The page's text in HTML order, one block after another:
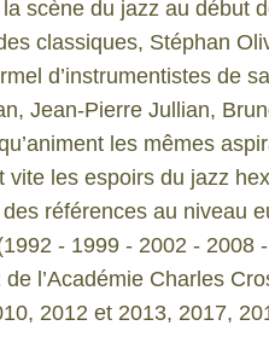
scène du jazz au début
classiques, Stéphan
d’instrumentistes de
Jean-Pierre Jullian,
les mêmes
vite les espoirs du jazz
des références au niveau
- 1999 - 2002 - 2008
l’Académie Charles
2012 et 2013, 2017,